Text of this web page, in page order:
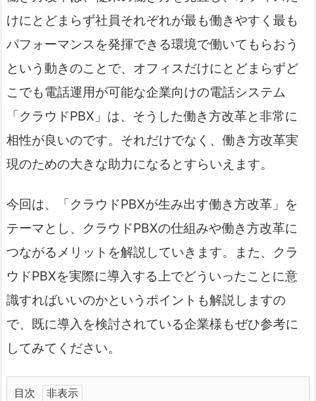
けにとどまらず社員それぞれが最も働きやすく最も
パフォーマンスを発揮できる環境で働いてもらおう
という動きのことで、オフィスだけにとどまらずど
こでも電話運用が可能な企業向けの電話システム
「クラウドPBX」は、そうした働き方改革と非常に
相性が良いのです。それだけでなく、働き方改革実
現のための大きな助力になるとすらいえます。
今回は、「クラウドPBXが生み出す働き方改革」を
テーマとし、クラウドPBXの仕組みや働き方改革に
つながるメリットを解説していきます。また、クラ
ウドPBXを実際に導入する上でどういったことに意
識すればいいのかというポイントも解説しますの
で、既に導入を検討されている企業様もぜひ参考に
してみてください。
目次